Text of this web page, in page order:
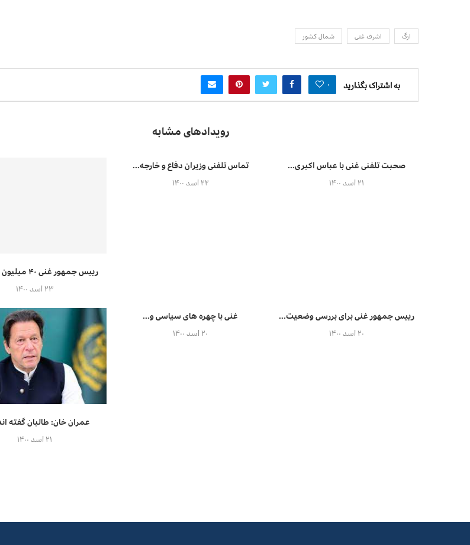
ارگ اشرف غنی شمال کشور
به اشتراک بگذارید ۰
رویدادهای مشابه
رییس جمهور غنی ۴۰ میلیون افغانی...
۲۳ اسد ۱۴۰۰
تماس تلفنی وزیران دفاع و خارجه...
۲۲ اسد ۱۴۰۰
صحبت تلفنی غنی با عباس اکبری...
۲۱ اسد ۱۴۰۰
عمران خان: طالبان گفته
۲۱ اسد ۱۴۰۰
غنی با چهره های سیاسی و...
۲۰ اسد ۱۴۰۰
رییس جمهور غنی برای بررسی وضعیت...
۲۰ اسد ۱۴۰۰